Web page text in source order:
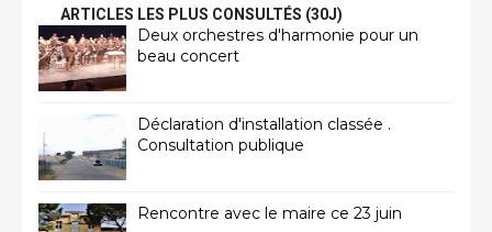
ARTICLES LES PLUS CONSULTÉS (30J)
Deux orchestres d'harmonie pour un
beau concert
Déclaration d'installation classée .
Consultation publique
Rencontre avec le maire ce 23 juin